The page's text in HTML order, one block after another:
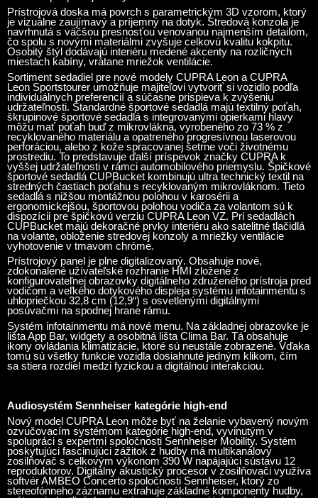
Prístrojová doska má povrch s parametrickým 3D vzorom, ktorý
je vizuálne zaujímavý a príjemný na dotyk. Stredová konzola je
navrhnutá s väčšou presnosťou venovanou najmenším detailom,
čo spolu s novými materiálmi zvyšuje celkovú kvalitu kokpitu.
Osobitý štýl dodávajú interiéru medené akcenty na rozličných
miestach kabíny, vrátane mriežok ventilácie.
Sortiment sedadiel pre nové modely CUPRA Leon a CUPRA
Leon Sportstourer umožňuje majiteľovi vytvoriť si vozidlo podľa
individuálnych preferencií a súčasne prispieva k zvýšeniu
udržateľnosti. Štandardné športové sedadlá majú textilný poťah,
škrupinové športové sedadlá s integrovanými opierkami hlavy
môžu mať poťah buď z mikrovlákna, vyrobeného zo 73 % z
recyklovaného materiálu a opatreného progresívnou laserovou
perforáciou, alebo z kože spracovanej šetrne voči životnému
prostrediu. To predstavuje ďalší príspevok značky CUPRA k
vyššej udržateľnosti v rámci automobilového priemyslu. Špičkové
športové sedadlá CUPBucket kombinujú ultra technický textil na
stredných častiach poťahu s recyklovaným mikrovláknom. Tieto
sedadlá s nižšou montážnou polohou v karosérii a
ergonomickejšou, športovou polohou vodiča za volantom sú k
dispozícii pre špičkovú verziu CUPRA Leon VZ. Pri sedadlách
CUPBucket majú dekoračné prvky interiéru ako satelitné tlačidlá
na volante, obloženie stredovej konzoly a mriežky ventilácie
vyhotovenie v tmavom chróme.
Prístrojový panel je plne digitalizovaný. Obsahuje nové,
zdokonalené užívateľské rozhranie HMI zložené z
konfigurovateľnej obrazovky digitálneho združeného prístroja pred
vodičom a veľkého dotykového displeja systému infotainmentu s
uhlopriečkou 32,8 cm (12,9“) s osvetlenými digitálnymi
posúvačmi na spodnej hrane rámu.
Systém infotainmentu má nové menu. Na základnej obrazovke je
lišta App Bar, widgety a osobitná lišta Clima Bar. Tá obsahuje
ikony ovládania klimatizácie, ktoré sú neustále zobrazené. Vďaka
tomu sú všetky funkcie vozidla dosiahnuté jedným klikom, čím
sa stiera rozdiel medzi fyzickou a digitálnou interakciou.
Audiosystém Sennheiser kategórie high-end
Nový model CUPRA Leon môže byť na želanie vybavený novým
ozvučovacím systémom kategórie high-end, vyvinutým v
spolupráci s expertmi spoločnosti Sennheiser Mobility. Systém
poskytujúci fascinujúci zážitok z hudby má multikanálový
zosilňovač s celkovým výkonom 390 W napájajúci sústavu 12
reproduktorov. Digitálny akustický procesor v zosilňovači využíva
softvér AMBEO Concerto spoločnosti Sennheiser, ktorý zo
stereofónneho záznamu extrahuje základné komponenty hudby,